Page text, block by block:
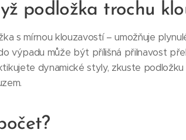
podložka trochu
s mírnou klouzavostí – umožňuje
výpadu může být přílišná přilnavost
dynamické styly, zkuste